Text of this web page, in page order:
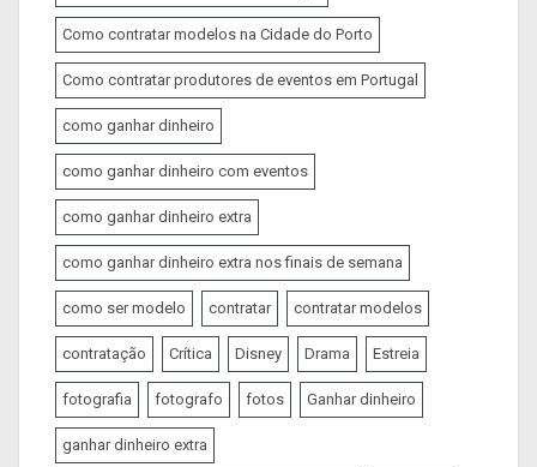
Como contratar modelos na Cidade do Porto
Como contratar produtores de eventos em Portugal
como ganhar dinheiro
como ganhar dinheiro com eventos
como ganhar dinheiro extra
como ganhar dinheiro extra nos finais de semana
como ser modelo contratar contratar modelos
contratação Crítica Disney Drama Estreia
fotografia fotografo fotos Ganhar dinheiro
ganhar dinheiro extra